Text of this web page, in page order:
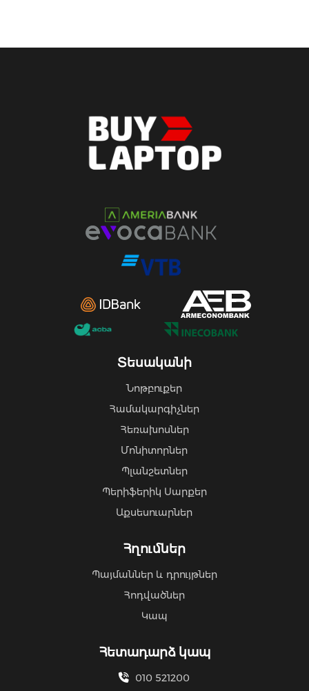
Տեսականի
Նոթբուքեր
Համակարգիչներ
Հեռախոսներ
Մոնիտորներ
Պլանշետներ
Պերիֆերիկ Սարքեր
Աքսեսուարներ
Հղումներ
Պայմաններ և դրույթներ
Հոդվածներ
Կապ
Հետադարձ կապ
010 521200